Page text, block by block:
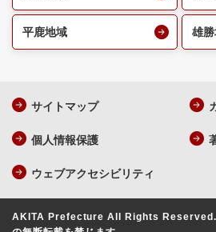
平鹿地域 雄
サイトマップ
個人情報保護
ウェブアクセシビリティ
AKITA Prefecture All Rights Reserved.